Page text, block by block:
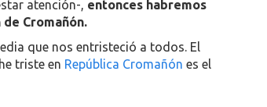
atención-, entonces habremos
Cromañón.
que nos entristeció a todos. El
triste en República Cromañón es el